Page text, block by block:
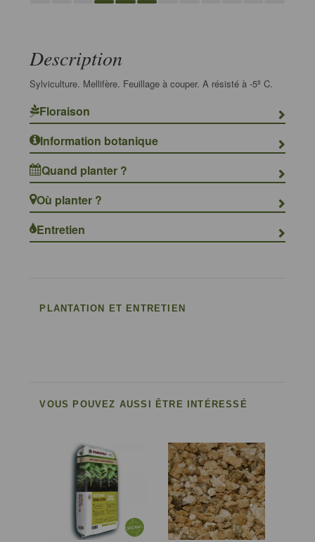
Description
Sylviculture. Mellifère. Feuillage à couper. A résisté à -5º C.
Floraison
Information botanique
Quand planter ?
Où planter ?
Entretien
PLANTATION ET ENTRETIEN
VOUS POUVEZ AUSSI ÊTRE INTÉRESSÉ